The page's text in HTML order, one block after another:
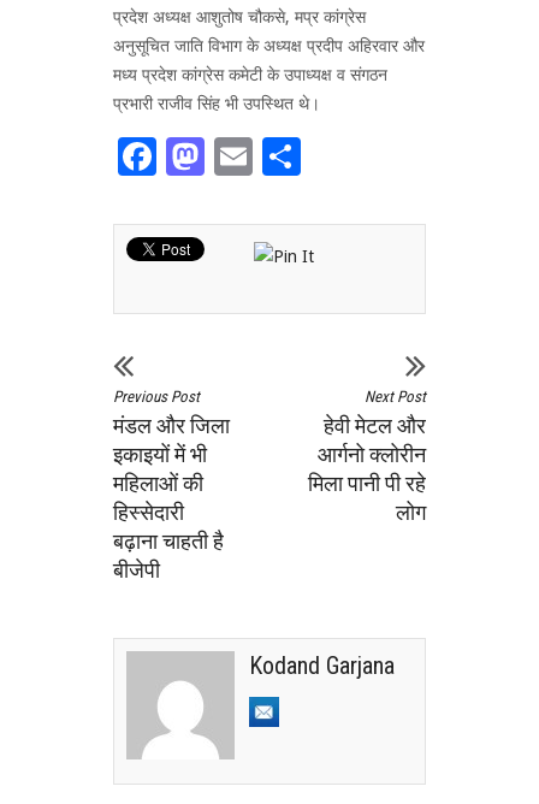
प्रदेश अध्यक्ष आशुतोष चौकसे, मप्र कांग्रेस
अनुसूचित जाति विभाग के अध्यक्ष प्रदीप अहिरवार और
मध्य प्रदेश कांग्रेस कमेटी के उपाध्यक्ष व संगठन
प्रभारी राजीव सिंह भी उपस्थित थे।
Facebook
Mastodon
Email
Previous Post
मंडल और जिला
इकाइयों में भी
महिलाओं की
हिस्सेदारी
बढ़ाना चाहती है
बीजेपी
Next Post
हेवी मेटल और
आर्गनो क्लोरीन
मिला पानी पी रहे
लोग
Kodand Garjana